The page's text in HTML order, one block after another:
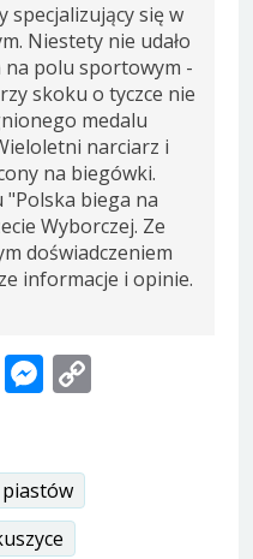
się w
Niestety nie udało
na polu sportowym -
skoku o tyczce nie
medalu
narciarz i
na biegówki.
"Polska biega na
Wyborczej. Ze
doświadczeniem
informacje i opinie.
WhatsApp
Messenger